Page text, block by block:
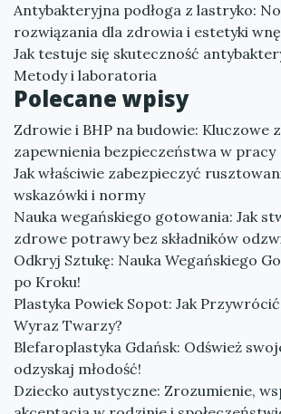
Antybakteryjna podłoga z lastryko:
rozwiązania dla zdrowia i estetyki
Jak testuje się skuteczność
Metody i laboratoria
Polecane wpisy
Zdrowie i BHP na budowie: Kluczowe
zapewnienia bezpieczeństwa w pracy
Jak właściwie zabezpieczyć
wskazówki i normy
Nauka wegańskiego gotowania: Jak
zdrowe potrawy bez składników
Odkryj Sztukę: Nauka Wegańskiego
po Kroku!
Plastyka Powiek Sopot: Jak
Wyraz Twarzy?
Blefaroplastyka Gdańsk: Odśwież
odzyskaj młodość!
Dziecko autystyczne: Zrozumienie,